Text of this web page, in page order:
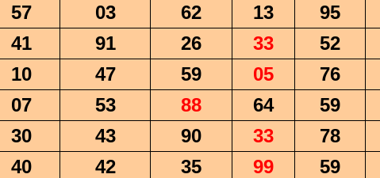
57 03 62 13 95
41 91 26 33 52
10 47 59 05 76
07 53 88 64 59
30 43 90 33 78
40 42 35 99 59